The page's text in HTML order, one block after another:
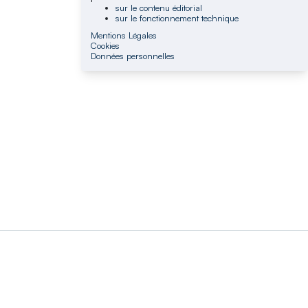
sur le contenu éditorial
sur le fonctionnement technique
Mentions Légales
Cookies
Données personnelles